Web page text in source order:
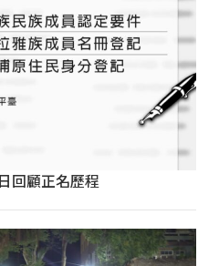
回顧正名歷程